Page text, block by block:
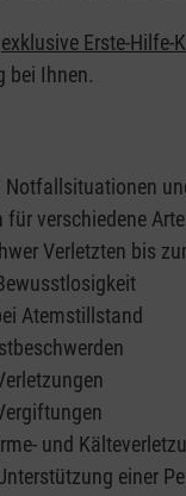
exklusive Erste-Hilfe-
bei Ihnen.
Notfallsituationen
verschiedene
Verletzten bis
Atemstillstand
und
einer